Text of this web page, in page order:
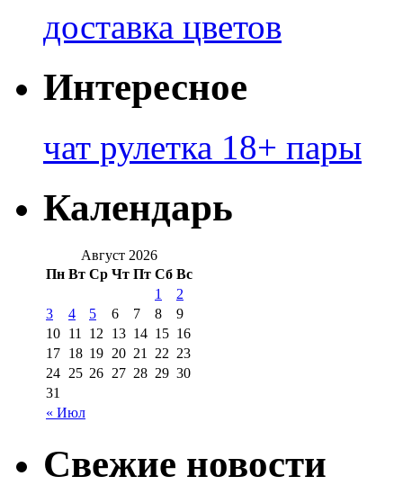
доставка цветов
Интересное
чат рулетка 18+ пары
Календарь
Август 2026
Пн Вт Ср Чт Пт Сб Вс
« Июл
1
2
3
4 5 6 7 8
9
10 11 12 13 14 15 16
17 18 19 20 21 22 23
24 25 26 27 28 29 30
31
Свежие новости